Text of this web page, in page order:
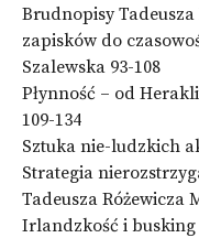
Brudnopisy
zapisków do
Szalewska 93-108
Płynność – od
109-134
Sztuka nie-ludzkich
Strategia
Tadeusza Różewicza
Irlandzkość i busking